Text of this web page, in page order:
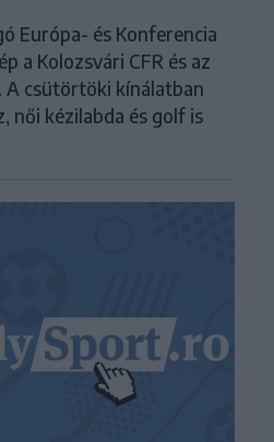
Európa- és Konferencia
a Kolozsvári CFR és az
A csütörtöki kínálatban
női kézilabda és golf is